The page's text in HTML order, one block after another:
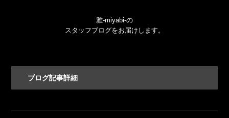
雅-miyabi-の
スタッフブログをお届けします。
ブログ記事詳細